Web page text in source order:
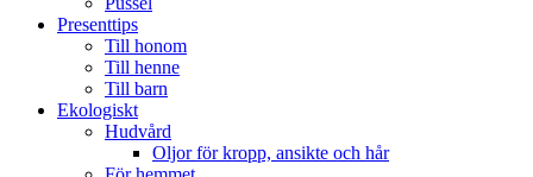
Presenttips
Till honom
Till henne
Till barn
Ekologiskt
Hudvård
Oljor för kropp, ansikte och hår